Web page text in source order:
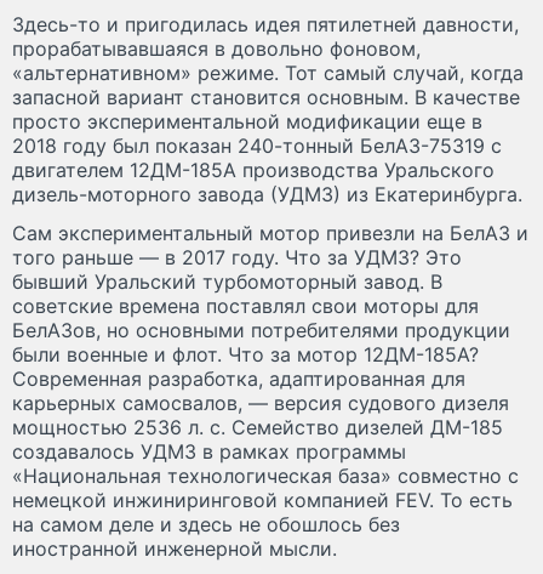
Здесь-то и пригодилась идея пятилетней давности,
прорабатывавшаяся в довольно фоновом,
«альтернативном» режиме. Тот самый случай, когда
запасной вариант становится основным. В качестве
просто экспериментальной модификации еще в
2018 году был показан 240-тонный БелАЗ-75319 с
двигателем 12ДМ-185A производства Уральского
дизель-моторного завода (УДМЗ) из Екатеринбурга.
Сам экспериментальный мотор привезли на БелАЗ и
того раньше — в 2017 году. Что за УДМЗ? Это
бывший Уральский турбомоторный завод. В
советские времена поставлял свои моторы для
БелАЗов, но основными потребителями продукции
были военные и флот. Что за мотор 12ДМ-185A?
Современная разработка, адаптированная для
карьерных самосвалов, — версия судового дизеля
мощностью 2536 л. с. Семейство дизелей ДМ-185
создавалось УДМЗ в рамках программы
«Национальная технологическая база» совместно с
немецкой инжиниринговой компанией FEV. То есть
на самом деле и здесь не обошлось без
иностранной инженерной мысли.